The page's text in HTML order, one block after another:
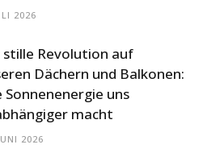
2026
stille Revolution auf
Dächern und Balkonen:
Sonnenenergie uns
macht
2026